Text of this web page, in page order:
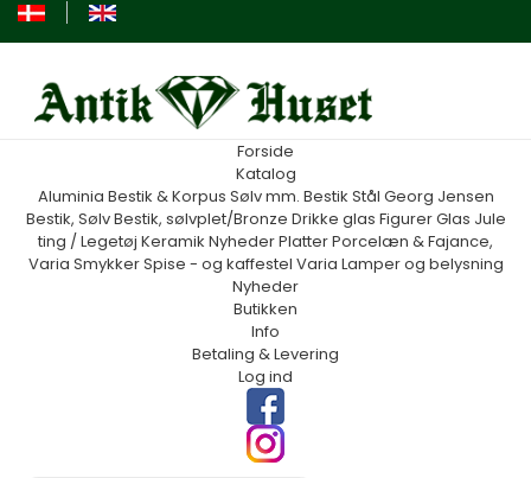
Forside
Katalog
Aluminia Bestik & Korpus Sølv mm. Bestik Stål Georg Jensen
Bestik, SølvBestik, sølvplet/Bronze Drikke glas FigurerGlas Jule
ting / Legetøj Keramik NyhederPlatterPorcelæn & Fajance,
Varia SmykkerSpise - og kaffestel Varia Lamper og belysning
Nyheder
Butikken
Info
Betaling & Levering
Log ind